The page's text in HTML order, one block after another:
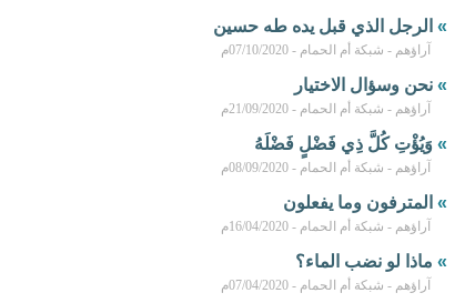
» الرجل الذي قبل يده طه حسين
آراؤهم - شبكة أم الحمام - 07/10/2020م
» نحن وسؤال الاختيار
آراؤهم - شبكة أم الحمام - 21/09/2020م
» وَيُؤْتِ كُلَّ ذِي فَضْلٍ فَضْلَهُ
آراؤهم - شبكة أم الحمام - 08/09/2020م
» المترفون وما يفعلون
آراؤهم - شبكة أم الحمام - 16/04/2020م
» ماذا لو نضب الماء؟
آراؤهم - شبكة أم الحمام - 07/04/2020م